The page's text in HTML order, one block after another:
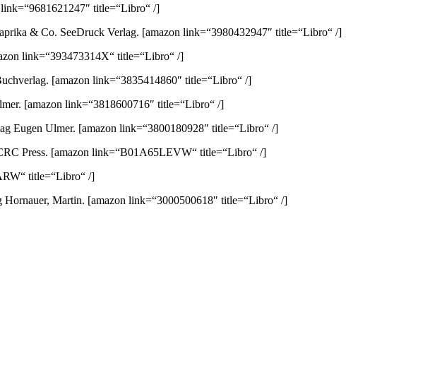
title=“Libro“ /]
& Co. SeeDruck Verlag. [amazon link=“3980432947″ title=“Libro“ /]
link=“393473314X“ title=“Libro“ /]
[amazon link=“3835414860″ title=“Libro“ /]
[amazon link=“3818600716″ title=“Libro“ /]
Eugen Ulmer. [amazon link=“3800180928″ title=“Libro“ /]
Press. [amazon link=“B01A65LEVW“ title=“Libro“ /]
title=“Libro“ /]
Hornauer, Martin. [amazon link=“3000500618″ title=“Libro“ /]